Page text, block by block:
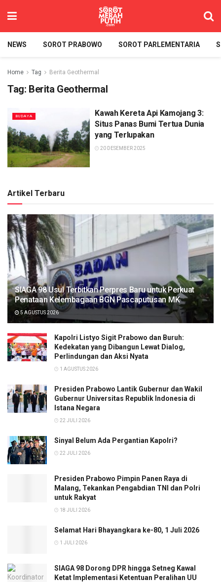
NEWS SOROT PRABOWO SOROT PARLEMENTARIA
Home Tag Berita Geothermal
Tag: Berita Geothermal
BUDAYA
Kawah Kereta Api Kamojang 3:
Situs Panas Bumi Tertua Dunia
yang Terlupakan
20 DESEMBER 2025
Artikel Terbaru
SIAGA 98 Usul Terbitkan Perpres Baru untuk Perkuat
Penataan Kelembagaan BGN Pascaputusan MK
5 AGUSTUS 2026
Kapolri Listyo Sigit Prabowo dan Buruh:
Kedekatan yang Dibangun Lewat Dialog,
Perlindungan dan Aksi Nyata
1 AGUSTUS 2026
Presiden Prabowo Lantik Gubernur dan Wakil
Gubernur Universitas Republik Indonesia di
Istana Negara
22 JULI 2026
Sinyal Belum Ada Pergantian Kapolri?
22 JULI 2026
Presiden Prabowo Pimpin Panen Raya di
Malang, Tekankan Pengabdian TNI dan Polri
untuk Rakyat
18 JULI 2026
Selamat Hari Bhayangkara ke-80, 1 Juli 2026
1 JULI 2026
SIAGA 98 Dorong DPR hingga Setneg Kawal
Ketat Implementasi Ketentuan Peralihan UU